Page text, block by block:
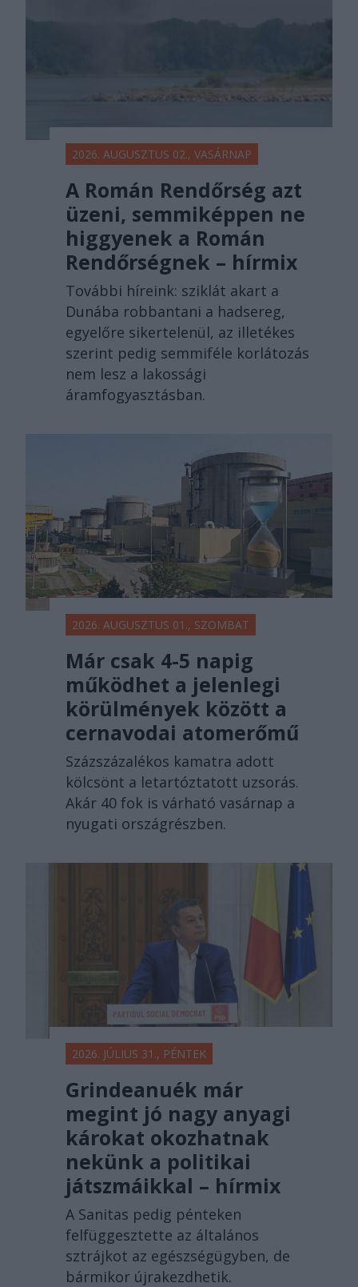
2026. AUGUSZTUS 02., VASÁRNAP
A Román Rendőrség azt
üzeni, semmiképpen ne
higgyenek a Román
Rendőrségnek – hírmix
További híreink: sziklát akart a
Dunába robbantani a hadsereg,
egyelőre sikertelenül, az illetékes
szerint pedig semmiféle korlátozás
nem lesz a lakossági
áramfogyasztásban.
2026. AUGUSZTUS 01., SZOMBAT
Már csak 4-5 napig
működhet a jelenlegi
körülmények között a
cernavodai atomerőmű
Százszázalékos kamatra adott
kölcsönt a letartóztatott uzsorás.
Akár 40 fok is várható vasárnap a
nyugati országrészben.
2026. JÚLIUS 31., PÉNTEK
Grindeanuék már
megint jó nagy anyagi
károkat okozhatnak
nekünk a politikai
játszmáikkal – hírmix
A Sanitas pedig pénteken
felfüggesztette az általános
sztrájkot az egészségügyben, de
bármikor újrakezdhetik.